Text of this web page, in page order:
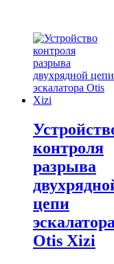
контроля
разрыва
цепи
эскалатора
Otis Xizi